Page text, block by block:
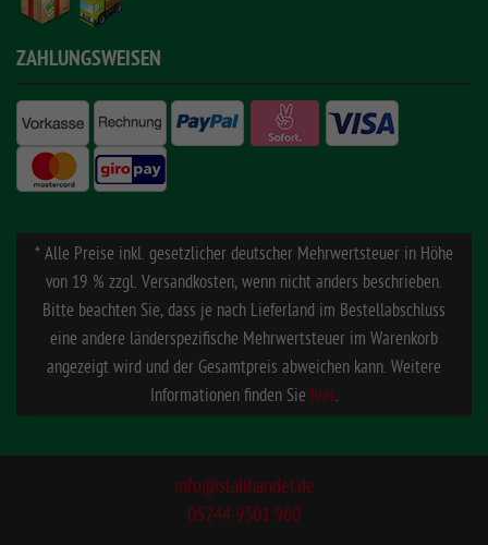
ZAHLUNGSWEISEN
* Alle Preise inkl. gesetzlicher deutscher Mehrwertsteuer in Höhe
von 19 % zzgl. Versandkosten, wenn nicht anders beschrieben.
Bitte beachten Sie, dass je nach Lieferland im Bestellabschluss
eine andere länderspezifische Mehrwertsteuer im Warenkorb
angezeigt wird und der Gesamtpreis abweichen kann. Weitere
Informationen finden Sie hier.
info@stallhandel.de
05244 9301 960